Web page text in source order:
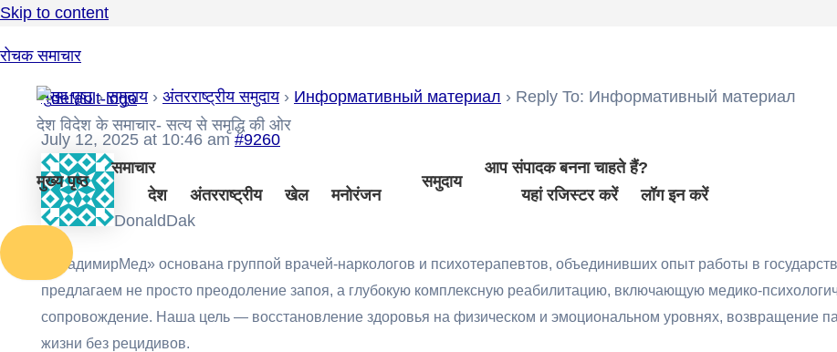
Skip to content
रोचक समाचार
देश विदेश के समाचार- सत्य से समृद्धि की ओर
मुख्य पृष्ठ
समाचार
देश
अंतरराष्ट्रीय खेल मनोरंजन
समुदाय
आप संपादक बनना चाहते हैं?
यहां रजिस्टर करें
लॉग इन करें
मुख्य पृष्ठ › समुदाय › अंतरराष्ट्रीय समुदाय › Информативный материал › Reply To: Информативный материал
July 12, 2025 at 10:46 am #9260
DonaldDak
«ВладимирМед» основана группой врачей-наркологов и психотерапевтов, объединивших опыт работы в
предлагаем не просто преодоление запоя, а глубокую комплексную реабилитацию, включающую медико-
сопровождение. Наша цель — восстановление здоровья на физическом и эмоциональном уровнях, возвращение
жизни без рецидивов.